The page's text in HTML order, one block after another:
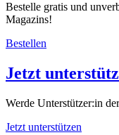
Bestelle gratis und
Magazins!
Bestellen
Jetzt
Werde Unterstützer:in
Jetzt unterstützen